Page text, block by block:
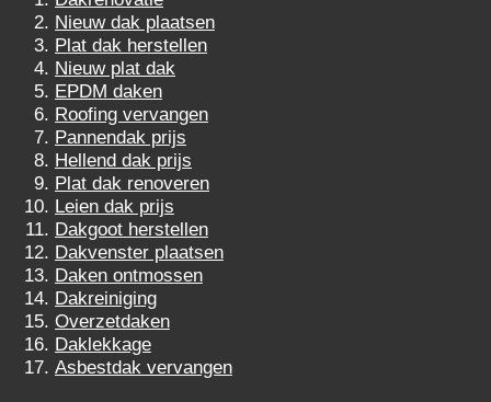
Nieuw dak plaatsen
Plat dak herstellen
Nieuw plat dak
EPDM daken
Roofing vervangen
Pannendak prijs
Hellend dak prijs
Plat dak renoveren
Leien dak prijs
Dakgoot herstellen
Dakvenster plaatsen
Daken ontmossen
Dakreiniging
Overzetdaken
Daklekkage
Asbestdak vervangen